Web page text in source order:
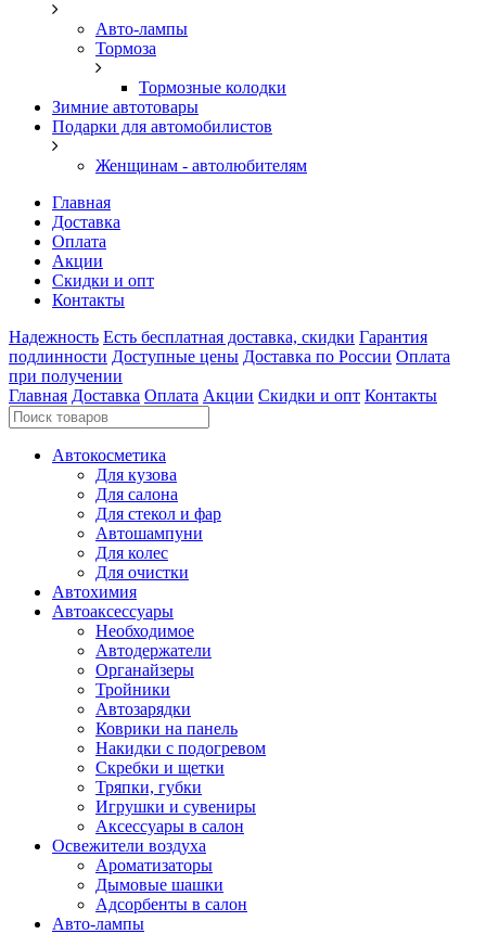
Авто-лампы
Тормоза
Тормозные колодки
Зимние автотовары
Подарки для автомобилистов
Женщинам - автолюбителям
Главная
Доставка
Оплата
Акции
Скидки и опт
Контакты
Надежность Есть бесплатная доставка, скидки Гарантия
подлинности Доступные цены Доставка по России Оплата
при получении
Главная Доставка Оплата Акции Скидки и опт Контакты
Автокосметика
Для кузова
Для салона
Для стекол и фар
Автошампуни
Для колес
Для очистки
Автохимия
Автоаксессуары
Необходимое
Автодержатели
Органайзеры
Тройники
Автозарядки
Коврики на панель
Накидки с подогревом
Скребки и щетки
Тряпки, губки
Игрушки и сувениры
Аксессуары в салон
Освежители воздуха
Ароматизаторы
Дымовые шашки
Адсорбенты в салон
Авто-лампы